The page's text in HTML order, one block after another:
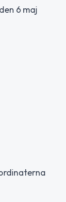
6 maj